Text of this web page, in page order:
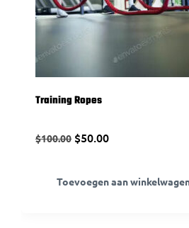
Training Ropes
$100.00 $50.00
Toevoegen aan